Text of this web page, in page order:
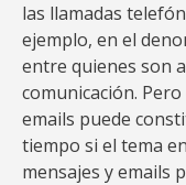
las llamadas
ejemplo, en el
entre quienes son
comunicación.
emails puede
tiempo si el tema
mensajes y emails